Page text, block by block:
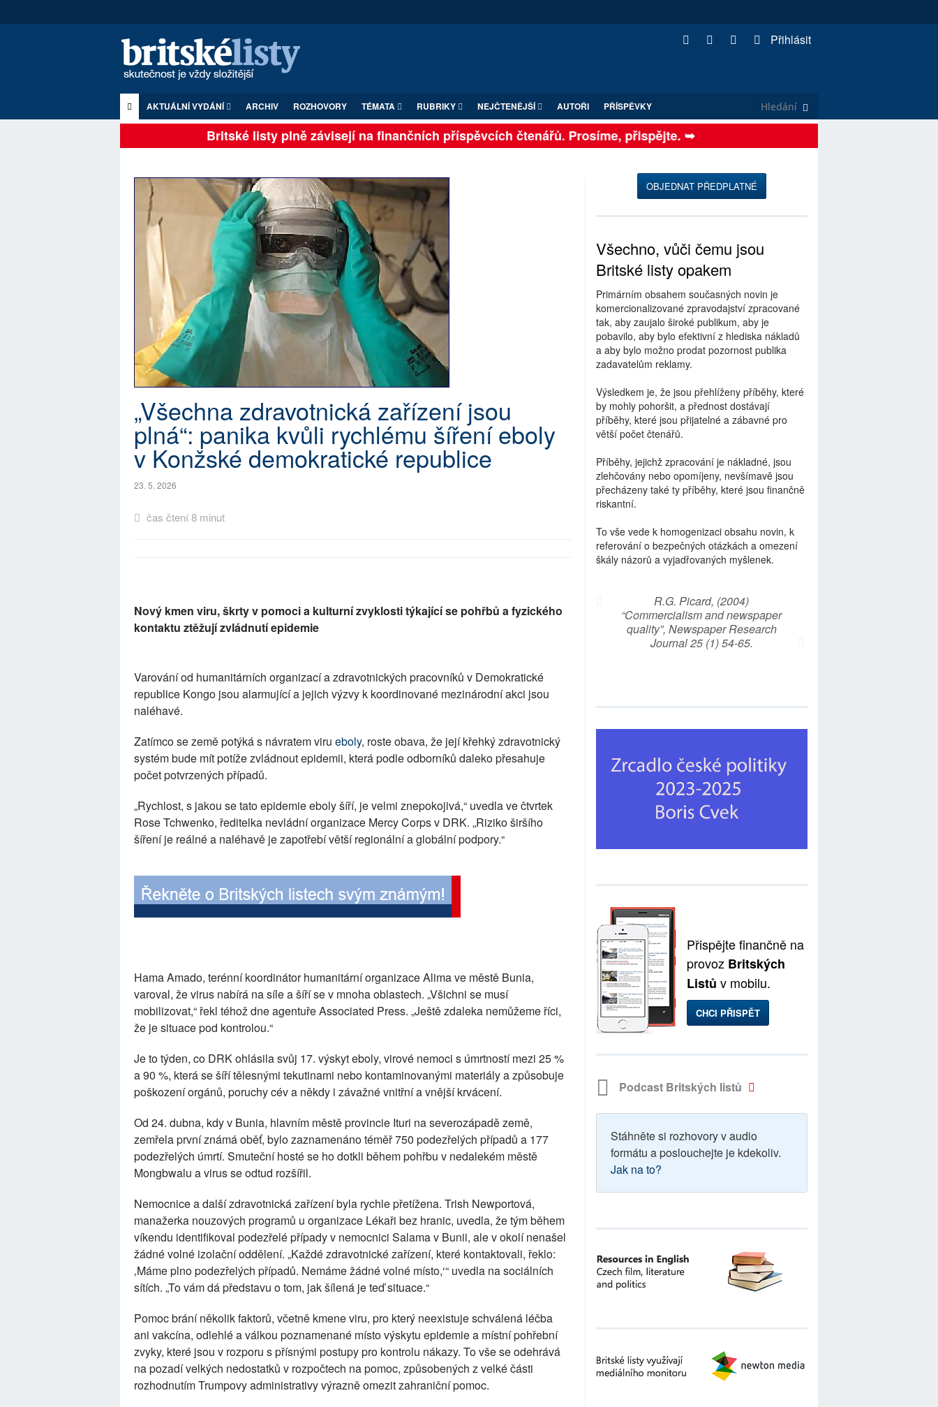
Přihlásit
AKTUÁLNÍ VYDÁNÍ ARCHIV ROZHOVORY TÉMATA RUBRIKY NEJČTENĚJŠÍ AUTOŘI PŘÍSPĚVKY
Britské listy plně závisejí na finančních příspěvcích čtenářů. Prosíme, přispějte. ➥
„Všechna zdravotnická zařízení jsou
plná“: panika kvůli rychlému šíření eboly
v Konžské demokratické republice
23. 5. 2026
čas čtení 8 minut
Nový kmen viru, škrty v pomoci a kulturní zvyklosti týkající se pohřbů a fyzického
kontaktu ztěžují zvládnutí epidemie
Varování od humanitárních organizací a zdravotnických pracovníků v Demokratické
republice Kongo jsou alarmující a jejich výzvy k koordinované mezinárodní akci jsou
naléhavé.
Zatímco se země potýká s návratem viru eboly, roste obava, že její křehký zdravotnický
systém bude mít potíže zvládnout epidemii, která podle odborníků daleko přesahuje
počet potvrzených případů.
„Rychlost, s jakou se tato epidemie eboly šíří, je velmi znepokojivá,“ uvedla ve čtvrtek
Rose Tchwenko, ředitelka nevládní organizace Mercy Corps v DRK. „Riziko širšího
šíření je reálné a naléhavě je zapotřebí větší regionální a globální podpory.“
Hama Amado, terénní koordinátor humanitární organizace Alima ve městě Bunia,
varoval, že virus nabírá na síle a šíří se v mnoha oblastech. „Všichni se musí
mobilizovat,“ řekl téhož dne agentuře Associated Press. „Ještě zdaleka nemůžeme říci,
že je situace pod kontrolou.“
Je to týden, co DRK ohlásila svůj 17. výskyt eboly, virové nemoci s úmrtností mezi 25 %
a 90 %, která se šíří tělesnými tekutinami nebo kontaminovanými materiály a způsobuje
poškození orgánů, poruchy cév a někdy i závažné vnitřní a vnější krvácení.
Od 24. dubna, kdy v Bunia, hlavním městě provincie Ituri na severozápadě země,
zemřela první známá oběť, bylo zaznamenáno téměř 750 podezřelých případů a 177
podezřelých úmrtí. Smuteční hosté se ho dotkli během pohřbu v nedalekém městě
Mongbwalu a virus se odtud rozšířil.
Nemocnice a další zdravotnická zařízení byla rychle přetížena. Trish Newportová,
manažerka nouzových programů u organizace Lékaři bez hranic, uvedla, že tým během
víkendu identifikoval podezřelé případy v nemocnici Salama v Bunii, ale v okolí nenašel
žádné volné izolační oddělení. „Každé zdravotnické zařízení, které kontaktovali, řeklo:
‚Máme plno podezřelých případů. Nemáme žádné volné místo,‘“ uvedla na sociálních
sítích. „To vám dá představu o tom, jak šílená je teď situace.“
Pomoc brání několik faktorů, včetně kmene viru, pro který neexistuje schválená léčba
ani vakcína, odlehlé a válkou poznamenané místo výskytu epidemie a místní pohřební
zvyky, které jsou v rozporu s přísnými postupy pro kontrolu nákazy. To vše se odehrává
na pozadí velkých nedostatků v rozpočtech na pomoc, způsobených z velké části
rozhodnutím Trumpovy administrativy výrazně omezit zahraniční pomoc.
OBJEDNAT PŘEDPLATNÉ
Všechno, vůči čemu jsou
Britské listy opakem
Primárním obsahem současných novin je
komercionalizované zpravodajství zpracované
tak, aby zaujalo široké publikum, aby je
pobavilo, aby bylo efektivní z hlediska nákladů
a aby bylo možno prodat pozornost publika
zadavatelům reklamy.
Výsledkem je, že jsou přehlíženy příběhy, které
by mohly pohoršit, a přednost dostávají
příběhy, které jsou přijatelné a zábavné pro
větší počet čtenářů.
Příběhy, jejichž zpracování je nákladné, jsou
zlehčovány nebo opomíjeny, nevšímavě jsou
přecházeny také ty příběhy, které jsou finančně
riskantní.
To vše vede k homogenizaci obsahu novin, k
referování o bezpečných otázkách a omezení
škály názorů a vyjadřovaných myšlenek.
R.G. Picard, (2004)
“Commercialism and newspaper
quality”, Newspaper Research
Journal 25 (1) 54-65.
Přispějte finančně na
provoz Britských
Listů v mobilu.
CHCI PŘISPĚT
Podcast Britských listů
Stáhněte si rozhovory v audio
formátu a poslouchejte je kdekoliv.
Jak na to?